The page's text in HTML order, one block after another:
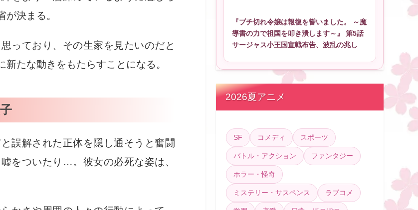
決まる。
っており、その生家を見たいのだと
たな動きをもたらすことになる。
誤解された正体を隠し通そうと奮闘
をついたり…。彼女の必死な姿は、
『ブチ切れ令嬢は報復を誓いました。 ～魔
導書の力で祖国を叩き潰します～』 第5話
サージャス小王国宣戦布告、波乱の兆し
2026夏アニメ
SF コメディ スポーツ
バトル・アクション ファンタジー
ホラー・怪奇
ミステリー・サスペンス ラブコメ